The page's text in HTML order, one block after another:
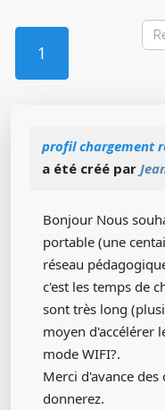
1
profil chargement
a été créé par
Bonjour Nous
portable (une
réseau
c'est les temps de
sont très long
moyen d'accélérer
mode WIFI?.
Merci d'avance
donnerez.